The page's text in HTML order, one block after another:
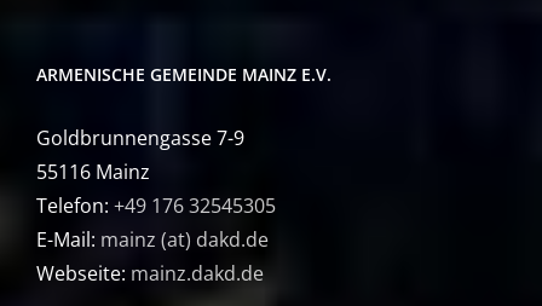
ARMENISCHE GEMEINDE MAINZ E.V.
Goldbrunnengasse 7-9
55116 Mainz
Telefon: +49 176 32545305
E-Mail: mainz (at) dakd.de
Webseite: mainz.dakd.de